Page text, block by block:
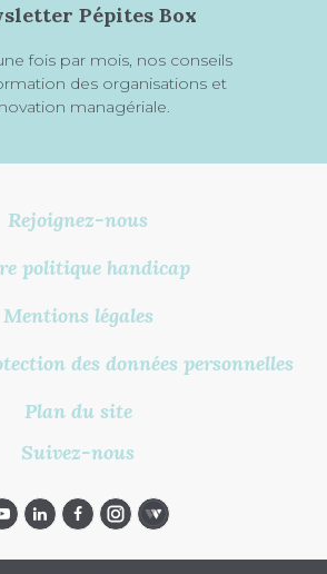
Rejoignez-nous
politique handicap
Mentions légales
des données personnelles
Plan du site
Suivez-nous
Pépites Box
fois par mois, nos conseils
des organisations et
managériale.